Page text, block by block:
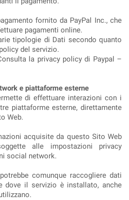
fornito da PayPal Inc., che
pagamenti online.
tipologie di Dati secondo quanto
del servizio.
la privacy policy di Paypal –
e piattaforme esterne
di effettuare interazioni con i
piattaforme esterne, direttamente
Web.
acquisite da questo Sito Web
alle impostazioni privacy
social network.
comunque raccogliere dati
dove il servizio è installato, anche